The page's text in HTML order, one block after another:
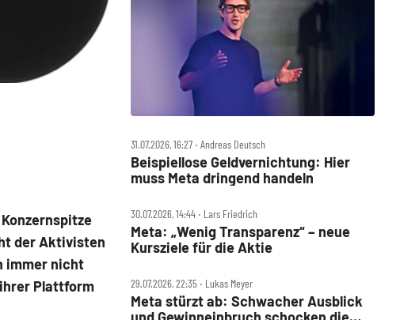
der Aktivisten
immer nicht
Plattform
31.07.2026, 16:27 ‧ Andreas Deutsch
Beispiellose Geldvernichtung: Hier
muss Meta dringend handeln
30.07.2026, 14:44 ‧ Lars Friedrich
Meta: „Wenig Transparenz“ – neue
Kursziele für die Aktie
29.07.2026, 22:35 ‧ Lukas Meyer
Meta stürzt ab: Schwacher Ausblick
und Gewinneinbruch schocken die